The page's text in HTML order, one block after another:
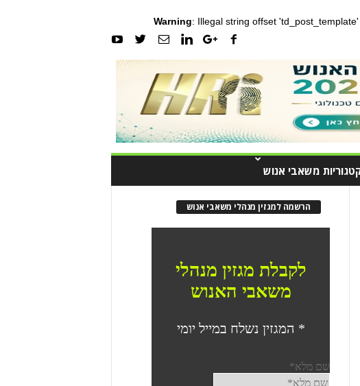
Warning: Illegal string offset 'td_post_template'
משאבי אנוש
הרשמה למגזין מנהלי משאבי אנוש